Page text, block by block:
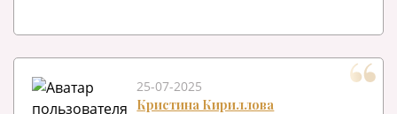
25-07-2025
Кристина Кириллова